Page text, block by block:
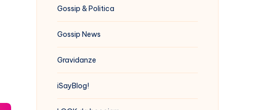
Gossip & Politica
Gossip News
Gravidanze
iSayBlog!